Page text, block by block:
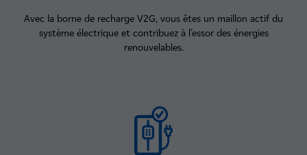
Avec la borne de recharge V2G, vous êtes un maillon actif du
système électrique et contribuez à l’essor des énergies
renouvelables.